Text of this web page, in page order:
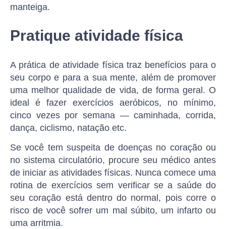
manteiga.
Pratique atividade física
A prática de atividade física traz benefícios para o
seu corpo e para a sua mente, além de promover
uma melhor qualidade de vida, de forma geral. O
ideal é fazer exercícios aeróbicos, no mínimo,
cinco vezes por semana — caminhada, corrida,
dança, ciclismo, natação etc.
Se você tem suspeita de doenças no coração ou
no sistema circulatório, procure seu médico antes
de iniciar as atividades físicas. Nunca comece uma
rotina de exercícios sem verificar se a saúde do
seu coração está dentro do normal, pois corre o
risco de você sofrer um mal súbito, um infarto ou
uma arritmia.